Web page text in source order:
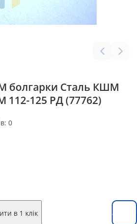
болгарки Сталь КШМ
112-125 РД (77762)
0
в 1 клік